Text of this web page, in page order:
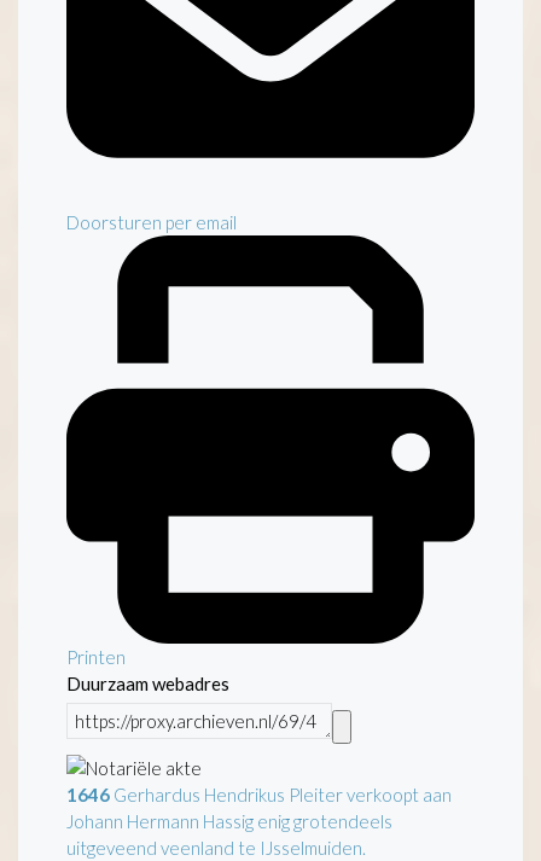
Doorsturen per email
Printen
Duurzaam webadres
1646 Gerhardus Hendrikus Pleiter verkoopt aan
Johann Hermann Hassig enig grotendeels
uitgeveend veenland te IJsselmuiden.